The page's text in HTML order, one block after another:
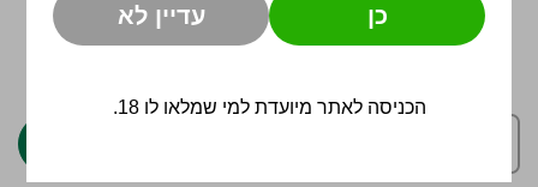
כן עדיין לא
הכניסה לאתר מיועדת למי שמלאו לו 18.
לדלג
גלריית